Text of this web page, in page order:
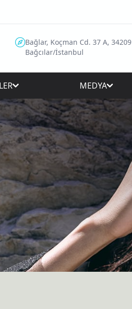
Bağlar, Koçman Cd. 37 A, 34209
Bağcılar/İstanbul
MEDYA